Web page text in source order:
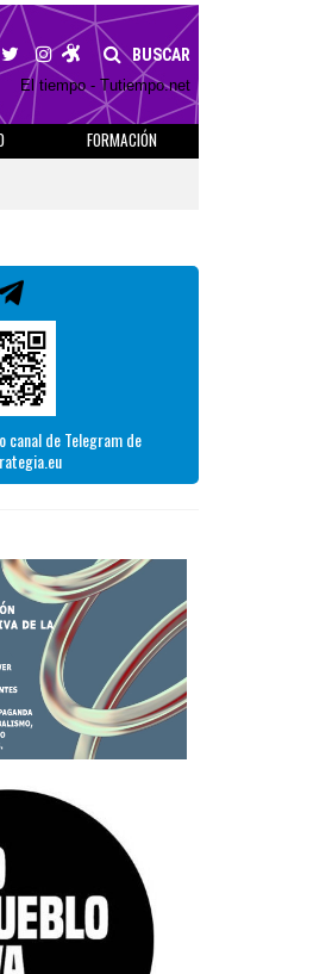
BUSCAR
El tiempo - Tutiempo.net
FORMACIÓN
canal de Telegram de